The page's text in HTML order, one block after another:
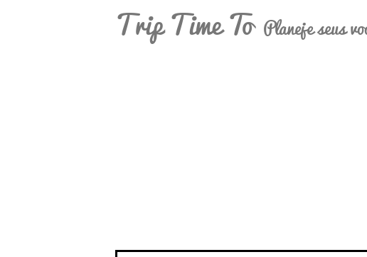
Trip Time To Planeje seus